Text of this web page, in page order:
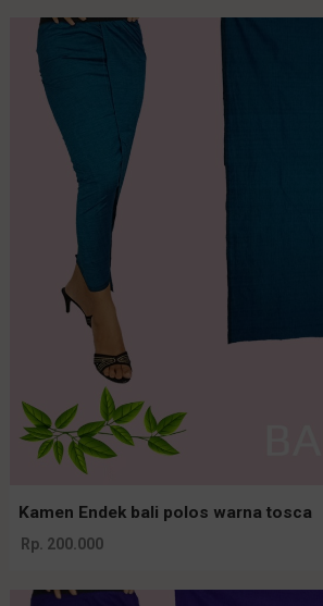
Kamen Endek bali polos warna tosca
Rp. 200.000